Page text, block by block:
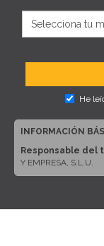
He
INFORMACIÓN
Responsable del
Y EMPRESA, S.L.U.
Solo le